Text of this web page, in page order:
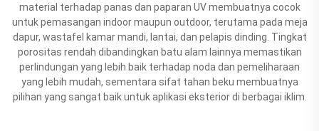
material terhadap panas dan paparan UV membuatnya cocok
untuk pemasangan indoor maupun outdoor, terutama pada meja
dapur, wastafel kamar mandi, lantai, dan pelapis dinding. Tingkat
porositas rendah dibandingkan batu alam lainnya memastikan
perlindungan yang lebih baik terhadap noda dan pemeliharaan
yang lebih mudah, sementara sifat tahan beku membuatnya
pilihan yang sangat baik untuk aplikasi eksterior di berbagai iklim.